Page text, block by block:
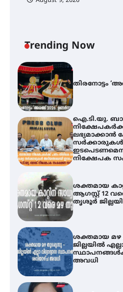
Trending Now
ലഭ്യമാക്കാൻ
സർക്കാരുകൾ
നിക്ഷേപക
ശക്തമായ
ആഗസ്റ്റ് 12
തൃശൂർ
ശക്തമായ
ജില്ലയിൽ
അവധി
എം.ജി.
ഇംഗ്ളീഷ്
ഡോക്ടറേറ്റ്